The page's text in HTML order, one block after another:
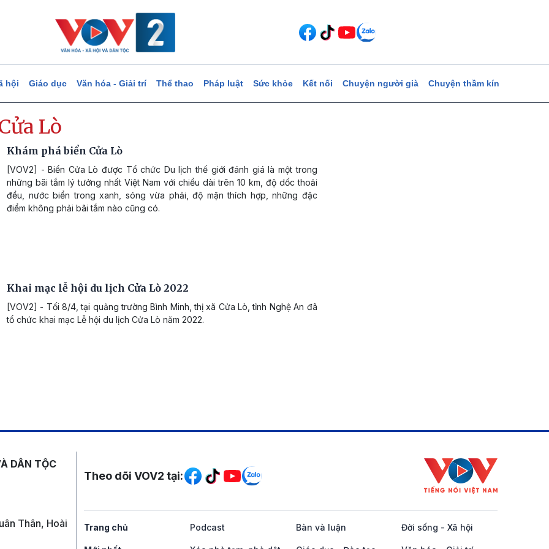
hội Giáo dục Văn hóa - Giải trí Thể thao Pháp luật Sức khỏe Kết nối Chuyện người già Chuyện thầm kín
Lò
Khám phá biển Cửa Lò
[VOV2] - Biển Cửa Lò được Tổ chức Du lịch thế giới đánh giá là một trong
những bãi tắm lý tưởng nhất Việt Nam với chiều dài trên 10 km, độ dốc thoải
đều, nước biển trong xanh, sóng vừa phải, độ mặn thích hợp, những đặc
điểm không phải bãi tắm nào cũng có.
Khai mạc lễ hội du lịch Cửa Lò 2022
[VOV2] - Tối 8/4, tại quảng trường Bình Minh, thị xã Cửa Lò, tỉnh Nghệ An đã
tổ chức khai mạc Lễ hội du lịch Cửa Lò năm 2022.
DÂN TỘC
Thân, Hoài
Mạng xã hội
Theo dõi VOV2 tại:
Trang chủ Podcast Bàn và luận Đời sống - Xã hội